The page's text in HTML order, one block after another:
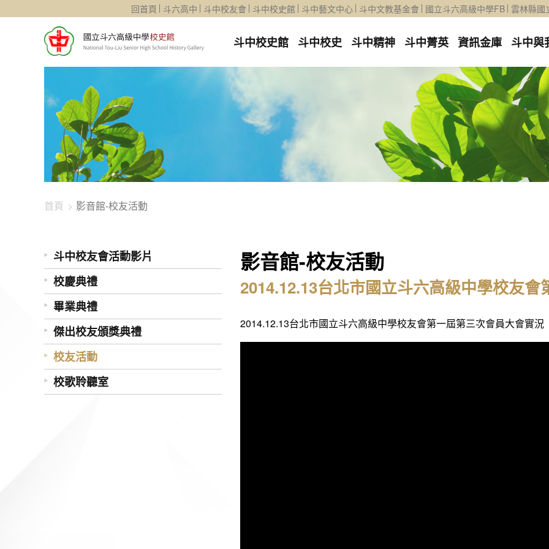
回首頁 斗六高中 斗中校友會 斗中校史館 斗中藝文中心 斗中文教基金會 國立斗六高級中學FB 雲林縣國
斗中校史館 斗中校史 斗中精神 斗中菁英 資訊金庫 斗中與
首頁 影音館-校友活動
斗中校友會活動影片
校慶典禮
畢業典禮
傑出校友頒獎典禮
校友活動
校歌聆聽室
影音館-校友活動
2014.12.13台北市國立斗六高級中學校友
2014.12.13台北市國立斗六高級中學校友會第一屆第三次會員大會實況